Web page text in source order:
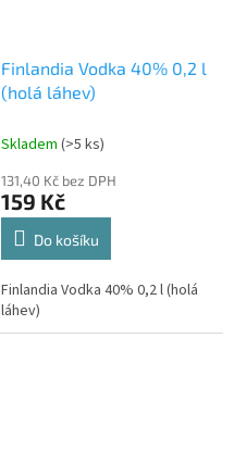
Finlandia Vodka 40% 0,2 l
(holá láhev)
Skladem (>5 ks)
131,40 Kč bez DPH
159 Kč
Do košíku
Finlandia Vodka 40% 0,2 l (holá
láhev)